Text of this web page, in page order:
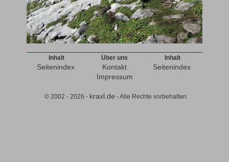
Inhalt
Seitenindex
Über uns
Kontakt
Impressum
Inhalt
Seitenindex
© 2002 - 2026 - kraxl.de - Alle Rechte vorbehalten.